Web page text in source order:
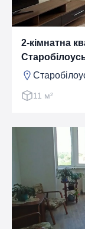
2-кімнатна
меблі та
11 м²